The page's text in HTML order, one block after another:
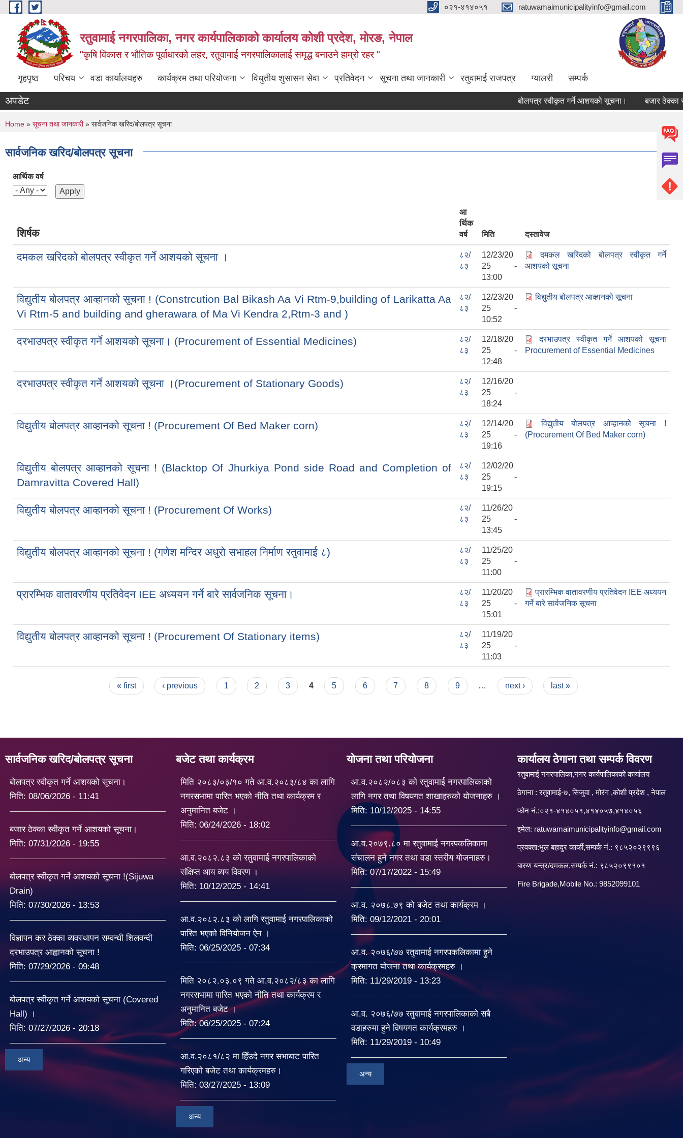
Skip to main content ०२१-४१४०५१ ratuwamaimunicipalityinfo@gmail.com
रतुवामाई नगरपालिका, नगर कार्यपालिकाको कार्यालय कोशी प्रदेश, मोरङ, नेपाल
"कृषि विकास र भौतिक पूर्वाधारको लहर, रतुवामाई नगरपालिकालाई समृद्ध बनाउने हाम्रो रहर "
गृहपृष्ठ परिचय वडा कार्यालयहरु कार्यक्रम तथा परियोजना विधुतीय शुसासन सेवा प्रतिवेदन सूचना तथा जानकारी रतुवामाई राजपत्र ग्यालरी सम्पर्क
अपडेट बोलपत्र स्वीकृत गर्ने आशयको सूचना। बजार ठेक्का
You are here
Home » सूचना तथा जानकारी» सार्वजनिक खरिद/बोलपत्र सूचना
सार्वजनिक खरिद/बोलपत्र सूचना
आर्थिक वर्ष
शिर्षक
आ
र्थिक
वर्ष
मिति दस्तावेज
दमकल खरिदको बोलपत्र स्वीकृत गर्ने आशयको सूचना ।
८२/
८३
12/23/20
25 -
13:00
दमकल खरिदको बोलपत्र स्वीकृत गर्ने
आशयको सूचना
विद्युतीय बोलपत्र आव्हानको सूचना ! (Constrcution Bal Bikash Aa Vi Rtm-9,building of Larikatta Aa
Vi Rtm-5 and building and gherawara of Ma Vi Kendra 2,Rtm-3 and )
८२/
८३
12/23/20
25 -
10:52
विद्युतीय बोलपत्र आव्हानको सूचना
दरभाउपत्र स्वीकृत गर्ने आशयको सूचना। (Procurement of Essential Medicines)
८२/
८३
12/18/20
25 -
12:48
दरभाउपत्र स्वीकृत गर्ने आशयको सूचना
Procurement of Essential Medicines
दरभाउपत्र स्वीकृत गर्ने आशयको सूचना ।(Procurement of Stationary Goods)
८२/
८३
12/16/20
25 -
18:24
विद्युतीय बोलपत्र आव्हानको सूचना ! (Procurement Of Bed Maker corn)
८२/
८३
12/14/20
25 -
19:16
विद्युतीय बोलपत्र आव्हानको सूचना !
(Procurement Of Bed Maker corn)
विद्युतीय बोलपत्र आव्हानको सूचना ! (Blacktop Of Jhurkiya Pond side Road and Completion of
Damravitta Covered Hall)
८२/
८३
12/02/20
25 -
19:15
विद्युतीय बोलपत्र आव्हानको सूचना ! (Procurement Of Works)
८२/
८३
11/26/20
25 -
13:45
विद्युतीय बोलपत्र आव्हानको सूचना ! (गणेश मन्दिर अधुरो सभाहल निर्माण रतुवामाई ८)
८२/
८३
11/25/20
25 -
11:00
प्रारम्भिक वातावरणीय प्रतिवेदन IEE अध्ययन गर्ने बारे सार्वजनिक सूचना।
८२/
८३
11/20/20
25 -
15:01
प्रारम्भिक वातावरणीय प्रतिवेदन IEE अध्ययन
गर्ने बारे सार्वजनिक सूचना
विद्युतीय बोलपत्र आव्हानको सूचना ! (Procurement Of Stationary items)
८२/
८३
11/19/20
25 -
11:03
« first ‹ previous 1 2 3 4 5 6 7 8 9 … next › last »
सार्वजनिक खरिद/बोलपत्र सूचना
बोलपत्र स्वीकृत गर्ने आशयको सूचना।
मिति: 08/06/2026 - 11:41
बजार ठेक्का स्वीकृत गर्ने आशयको सूचना।
मिति: 07/31/2026 - 19:55
बोलपत्र स्वीकृत गर्ने आशयको सूचना !(Sijuwa
Drain)
मिति: 07/30/2026 - 13:53
विज्ञापन कर ठेक्का व्यवस्थापन सम्वन्धी शिलवन्दी
दरभाउपत्र आह्वानको सूचना !
मिति: 07/29/2026 - 09:48
बोलपत्र स्वीकृत गर्ने आशयको सूचना (Covered
Hall) ।
मिति: 07/27/2026 - 20:18
अन्य
बजेट तथा कार्यक्रम
मिति २०८३/०३/१० गते आ.व.२०८३/८४ का लागि
नगरसभामा पारित भएको नीति तथा कार्यक्रम र
अनुमानित बजेट ।
मिति: 06/24/2026 - 18:02
आ.व.२०८२.८३ को रतुवामाई नगरपालिकाको
संक्षिप्त आय व्यय विवरण ।
मिति: 10/12/2025 - 14:41
आ.व.२०८२.८३ को लागि रतुवामाई नगरपालिकाको
पारित भएको विनियोजन ऐन ।
मिति: 06/25/2025 - 07:34
मिति २०८२.०३.०९ गते आ.व.२०८२/८३ का लागि
नगरसभामा पारित भएको नीति तथा कार्यक्रम र
अनुमानित बजेट ।
मिति:06/25/2025 - 07:24
आ.व.२०८१/८२ मा हिँउदे नगर सभाबाट पारित
गरिएको बजेट तथा कार्यक्रमहरु।
मिति: 03/27/2025 - 13:09
अन्य
योजना तथा परियोजना
आ.व.२०८२/०८३ को रतुवामाई नगरपालिकाको
लागि नगर तथा विषयगत शाखाहरुको योजनाहरु ।
मिति: 10/12/2025 - 14:55
आ.व.२०७९.८० मा रतुवामाई नगरपकलिकामा
संचालन हुने नगर तथा वडा स्तरीय योजनाहरु।
मिति:07/17/2022 - 15:49
आ.व. २०७८.७९ को बजेट तथा कार्यक्रम ।
मिति: 09/12/2021 - 20:01
आ.व. २०७६/७७ रतुवामाई नगरपकलिकामा हुने
क्रमागत योजना तथा कार्यक्रमहरु ।
मिति: 11/29/2019 - 13:23
आ.व. २०७६/७७ रतुवामाई नगरपालिकाको सबै
वडाहरुमा हुने विषयगत कार्यक्रमहरु ।
मिति: 11/29/2019 - 10:49
अन्य
कार्यालय ठेगाना तथा सम्पर्क विवरण
रतुवामाई नगरपालिका,नगर कार्यपालिकाको कार्यालय
ठेगाना : रतुवामाई-७, सिजुवा , मोरंग ,कोशी प्रदेश , नेपाल
फोन नं.:०२१-४१४०५१,४१४०५७,४१४०५६
इमेल: ratuwamaimunicipalityinfo@gmail.com
प्रवक्ता:भुल बहादुर कार्की,सम्पर्क नं.: ९८५२०२९९९६
बारु‌ण यन्त्र/दमकल,सम्पर्क नं.: ९८५२०९९१०१
Fire Brigade,Mobile No.: 9852099101